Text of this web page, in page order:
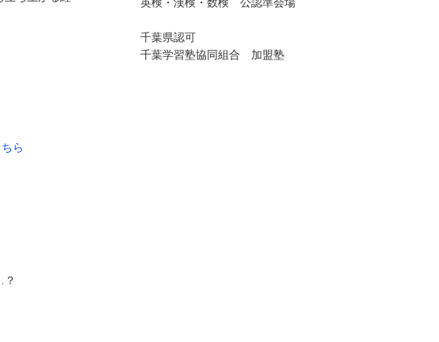
ら
？
千葉県認可
千葉学習塾協同組合 加盟塾